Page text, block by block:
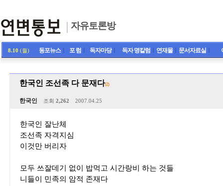
자유토론방
8.10 (월) 동포뉴스ㅣ 포 럼 독자마당ㅣ 독자 명칼럼 연재물ㅣ 문서자료실
한국인 조선족 다 문재다(2)
한국인 조회 2,262 2007.04.25
한국인 잘난체
조선족 자격지심
이것만 버리자
모두 쓰잘데기 없이 밥먹고 시간랑비 하는 것들
니들이 민족의 암적 존재다